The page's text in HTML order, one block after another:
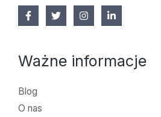
Ważne informacje
Blog
O nas